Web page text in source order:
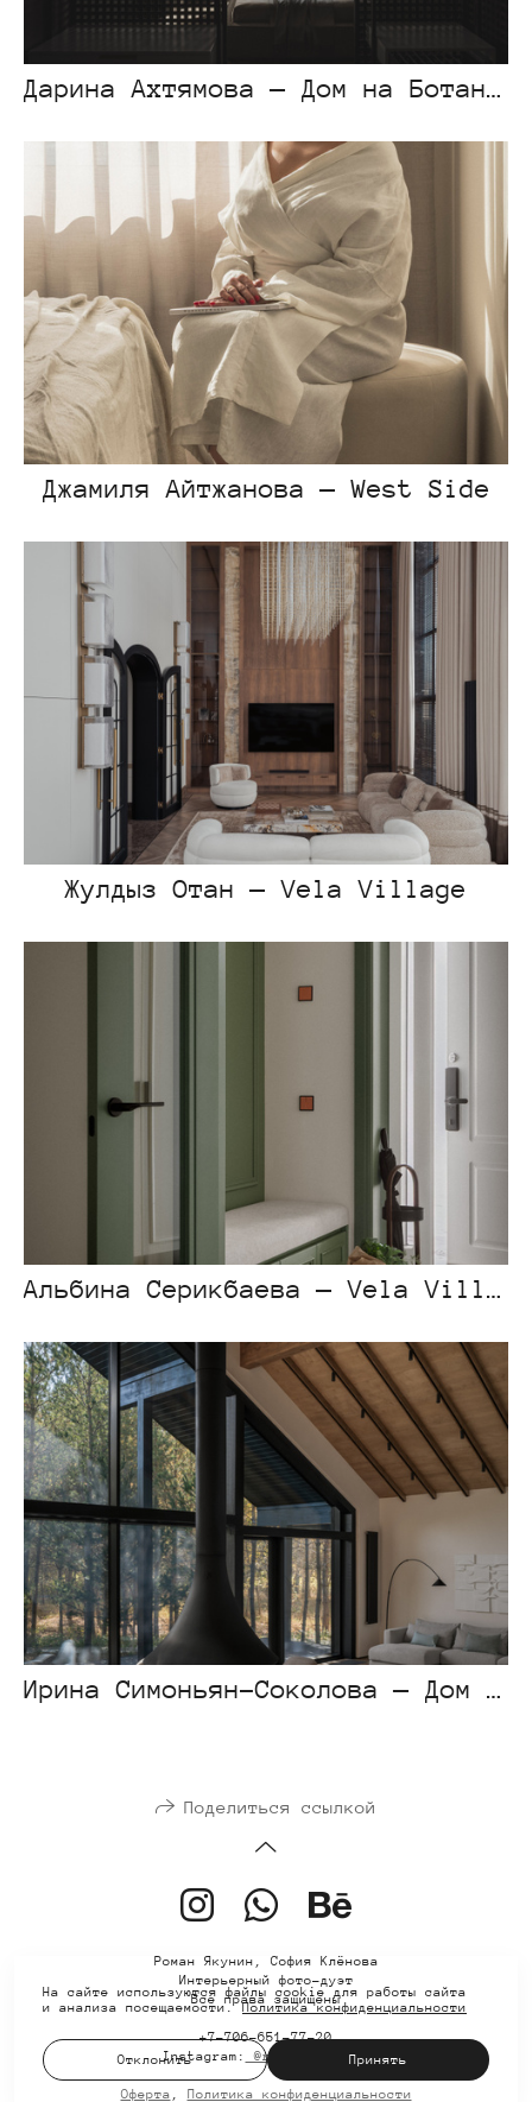
Дарина Ахтямова — Дом на Ботаническом
Джамиля Айтжанова — West Side
Жулдыз Отан — Vela Village
Альбина Серикбаева — Vela Village
Ирина Симоньян-Соколова — Дом в Лесу
Поделиться ссылкой
Роман Якунин, София Клёнова
Интерьерный фото-дуэт
Все права защищены
+7-706-651-77-20
Instagram:
@romeindaworld
Оферта , Политика конфиденциальности
На сайте используются файлы cookie для работы сайта
и анализа посещаемости.Политика конфиденциальности
Отклонить Принять